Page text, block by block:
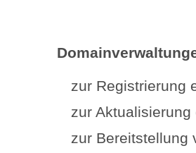
zur Registrierung
zur
zur Bereitstellung